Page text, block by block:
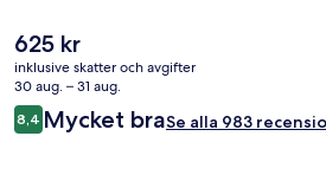
minuter att gå och till Frankfurt
5 minuter.
Det
nuvarande
priset
är
625 kr
625 kr
inklusive skatter och avgifter
30 aug. – 31 aug.
Recensioner
8,48,4 av 10,
Mycket braSe alla 983